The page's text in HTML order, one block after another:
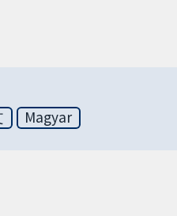
Magyar